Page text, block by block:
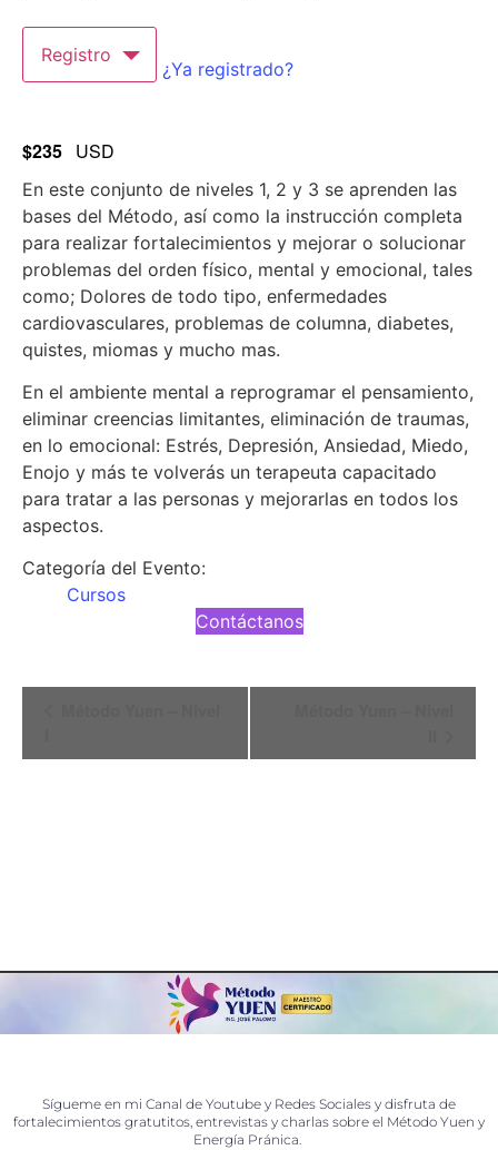
Registro
¿Ya registrado?
$235 USD
En este conjunto de niveles 1, 2 y 3 se aprenden las
bases del Método, así como la instrucción completa
para realizar fortalecimientos y mejorar o solucionar
problemas del orden físico, mental y emocional, tales
como; Dolores de todo tipo, enfermedades
cardiovasculares, problemas de columna, diabetes,
quistes, miomas y mucho mas.
En el ambiente mental a reprogramar el pensamiento,
eliminar creencias limitantes, eliminación de traumas,
en lo emocional: Estrés, Depresión, Ansiedad, Miedo,
Enojo y más te volverás un terapeuta capacitado
para tratar a las personas y mejorarlas en todos los
aspectos.
Categoría del Evento:
Cursos
Contáctanos
Sígueme en mi Canal de Youtube y Redes Sociales y disfruta de
fortalecimientos gratutitos, entrevistas y charlas sobre el Método Yuen y
Energía Pránica.